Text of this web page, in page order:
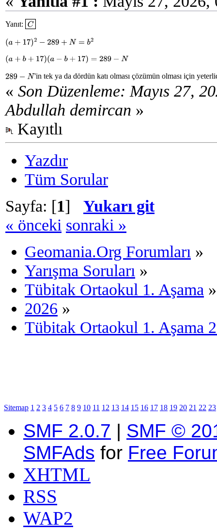
Yanıt: C
(a+17 )2−289 +N= b2
(a+b+17) a−b+17) =289−N
289−N 'in tek ya da dördün katı olması çözümün olması için
« Son Düzenleme: Mayıs 27,
Abdullah demircan »
Kayıtlı
Yazdır
Tüm Sorular
Sayfa: [1] Yukarı git
« önceki sonraki »
Geomania.Org Forumları »
Yarışma Soruları »
Tübitak Ortaokul 1. Aşama »
2026 »
Tübitak Ortaokul 1. Aşama
Sitemap 1 2 3 4 5 6 7 8 9 10 11 12 13 14 15 16 17 18 19 20 21 22 23
SMF 2.0.7 | SMF ©
SMFAds for Free
XHTML
RSS
WAP2